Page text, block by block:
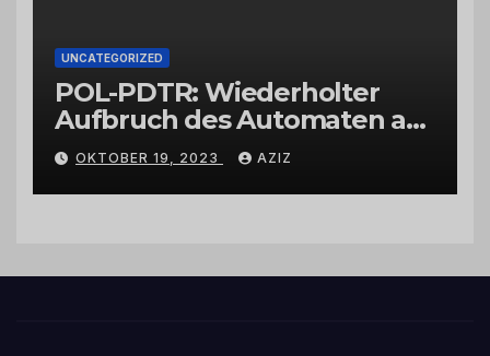
UNCATEGORIZED
POL-PDTR: Wiederholter
Aufbruch des Automaten am
Wohnmobilstellplatz in
Hermeskeil am Labachweg
OKTOBER 19, 2023 AZIZ